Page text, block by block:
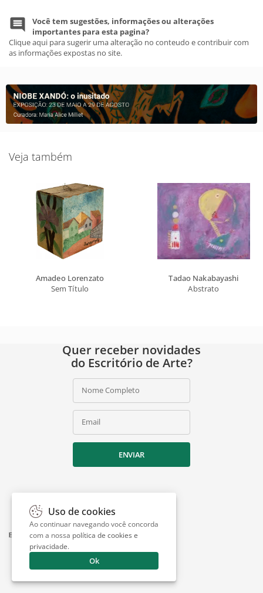
Você tem sugestões, informações ou alterações
importantes para esta pagina?
Clique aqui para sugerir uma alteração no conteudo e contribuir com
as informações expostas no site.
Veja também
Amadeo Lorenzato
Sem Título
Tadao Nakabayashi
Abstrato
Quer receber novidades
do Escritório de Arte?
Nome Completo
Email
ENVIAR
Uso de cookies
Ao continuar navegando você concorda
com a nossa política de cookies e
privacidade.
Ok